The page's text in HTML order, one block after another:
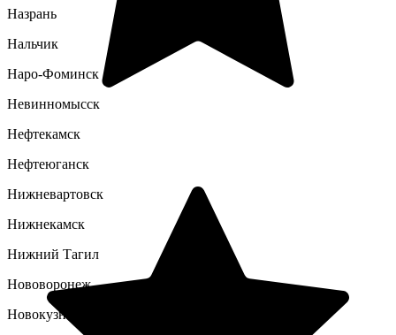
Назрань
Нальчик
Наро-Фоминск
Невинномысск
Нефтекамск
Нефтеюганск
Нижневартовск
Нижнекамск
Нижний Тагил
Нововоронеж
Новокузнецк